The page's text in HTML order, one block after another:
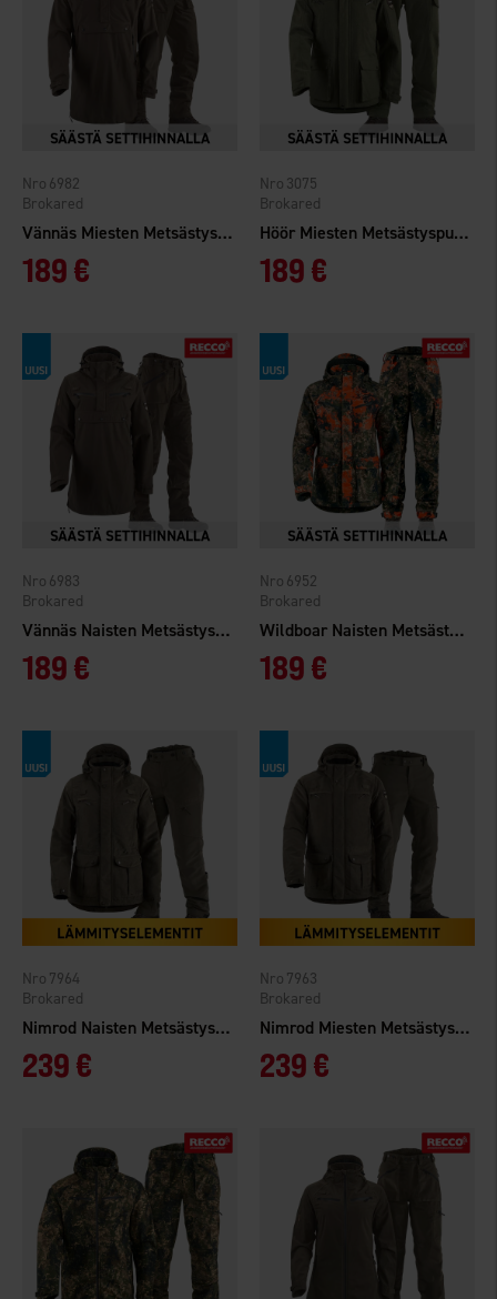
Vännäs Miesten Metsästyspuku
Brokared
6982
189 €
Höör Miesten Metsästyspuku WP
Brokared
3075
189 €
Vännäs Naisten Metsästyspuku
Brokared
6983
189 €
Wildboar Naisten Metsästyspuku
Brokared
6952
189 €
Nimrod Naisten Metsästyspuku Heat
Brokared
7964
239 €
Nimrod Miesten Metsästyspuku Heat
Brokared
7963
239 €